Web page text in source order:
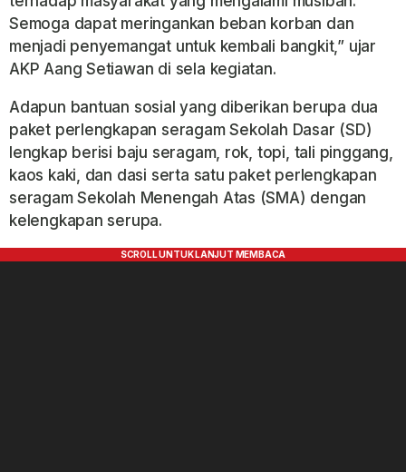
Semoga dapat meringankan beban korban dan
menjadi penyemangat untuk kembali bangkit,” ujar
AKP Aang Setiawan di sela kegiatan.
Adapun bantuan sosial yang diberikan berupa dua
paket perlengkapan seragam Sekolah Dasar (SD)
lengkap berisi baju seragam, rok, topi, tali pinggang,
kaos kaki, dan dasi serta satu paket perlengkapan
seragam Sekolah Menengah Atas (SMA) dengan
kelengkapan serupa.